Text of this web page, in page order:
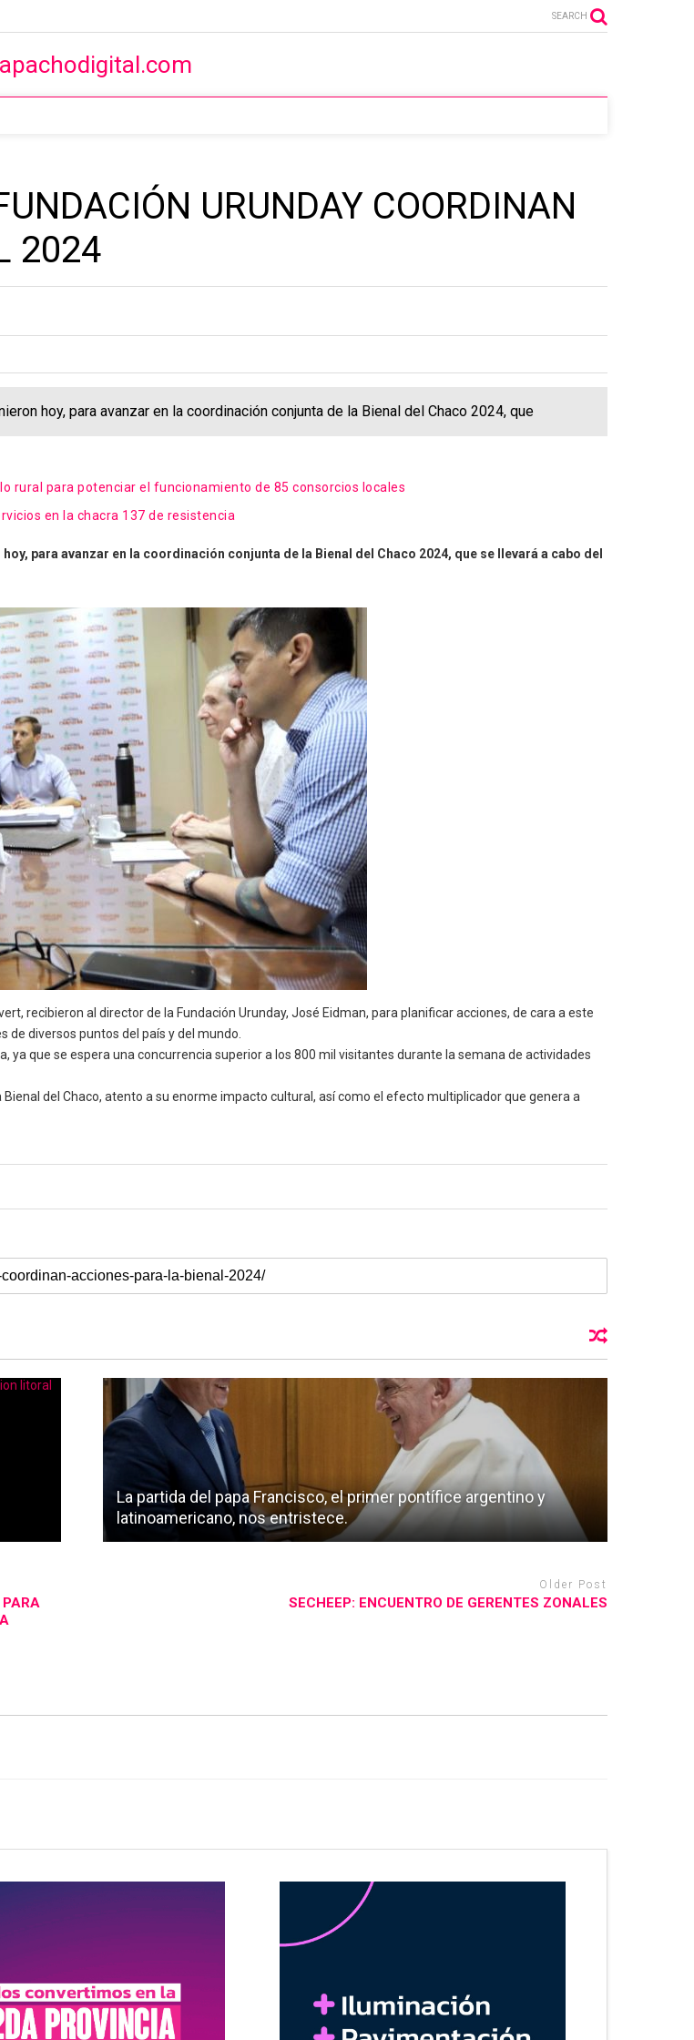
SEARCH
URUNDAY COORDINAN
2024
hoy, para avanzar en la coordinación conjunta de la Bienal del Chaco 2024, que
rural para potenciar el funcionamiento de 85 consorcios locales
en la chacra 137 de resistencia
para avanzar en la coordinación conjunta de la Bienal del Chaco 2024, que se llevará a cabo del
recibieron al director de la Fundación Urunday, José Eidman, para planificar acciones, de cara a este
diversos puntos del país y del mundo.
que se espera una concurrencia superior a los 800 mil visitantes durante la semana de actividades
del Chaco, atento a su enorme impacto cultural, así como el efecto multiplicador que genera a
La partida del papa Francisco, el primer pontífice argentino y
latinoamericano, nos entristece.
PARA
Older Post
SECHEEP: ENCUENTRO DE GERENTES ZONALES